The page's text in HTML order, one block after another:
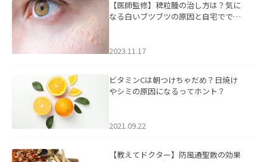
【医師監修】稗粒腫の治し方は？気に
なる白いブツブツの原因と自宅ででき
2023.11.17
ビタミンCは朝つけちゃだめ？日焼け
やシミの原因になるってホント？
2021.09.22
【教えてドクター】防風通聖散の効果